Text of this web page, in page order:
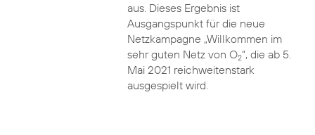
aus. Dieses Ergebnis ist
Ausgangspunkt für die neue
Netzkampagne „Willkommen im
sehr guten Netz von O2“, die ab 5.
Mai 2021 reichweitenstark
ausgespielt wird.